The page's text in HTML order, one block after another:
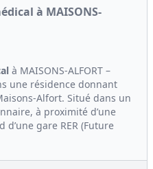
à MAISONS-
à MAISONS-ALFORT –
une résidence donnant
Alfort. Situé dans un
à proximité d’une
gare RER (Future